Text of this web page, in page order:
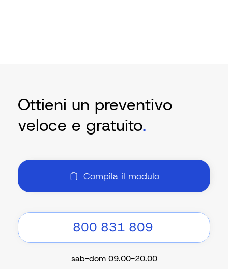
Ottieni un preventivo
veloce e gratuito.
Compila il modulo
800 831 809
sab-dom 09.00-20.00